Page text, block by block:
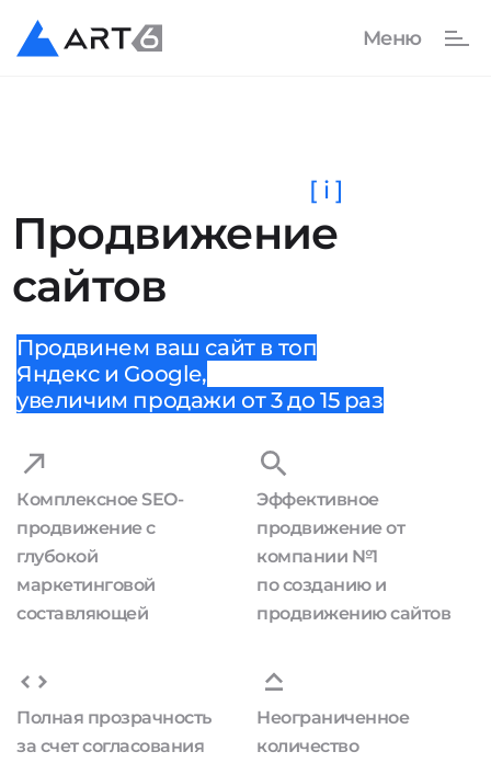
Продвижение
сайтов
[ i ]
Продвинем ваш сайт в топ
Яндекс и Google,
увеличим продажи от 3 до 15 раз
Комплексное SEO-
продвижение с
глубокой
маркетинговой
составляющей
Эффективное
продвижение от
компании №1
по созданию и
продвижению сайтов
Полная прозрачность
за счет согласования
Неограниченное
количество